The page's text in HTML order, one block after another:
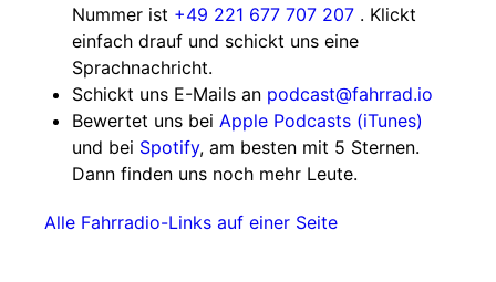
Nummer ist +49 221 677 707 207 . Klickt
einfach drauf und schickt uns eine
Sprachnachricht.
Schickt uns E-Mails an podcast@fahrrad.io
Bewertet uns bei Apple Podcasts (iTunes)
und bei Spotify, am besten mit 5 Sternen.
Dann finden uns noch mehr Leute.
Alle Fahrradio-Links auf einer Seite